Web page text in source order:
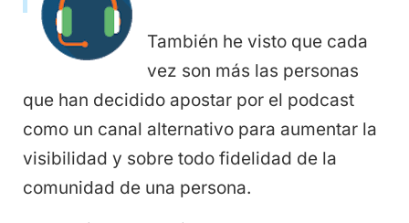
También he visto que cada
vez son más las personas
que han decidido apostar por el podcast
como un canal alternativo para aumentar la
visibilidad y sobre todo fidelidad de la
comunidad de una persona.